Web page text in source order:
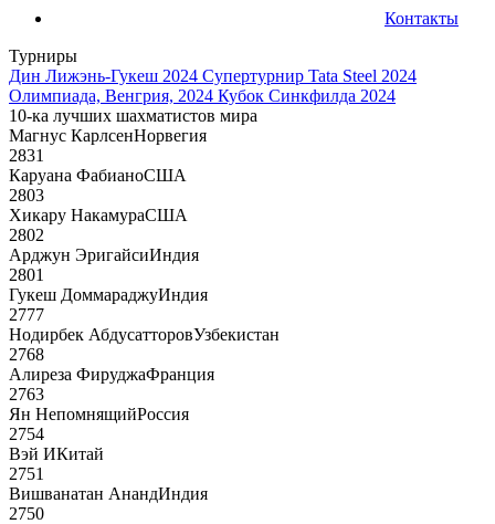
Контакты
Турниры
Дин Лижэнь-Гукеш 2024 Супертурнир Tata Steel 2024
Олимпиада, Венгрия, 2024 Кубок Синкфилда 2024
10-ка лучших шахматистов мира
Магнус КарлсенНорвегия
2831
Каруана ФабианоСША
2803
Хикару НакамураСША
2802
Арджун ЭригайсиИндия
2801
Гукеш ДоммараджуИндия
2777
Нодирбек АбдусатторовУзбекистан
2768
Алиреза ФируджаФранция
2763
Ян НепомнящийРоссия
2754
Вэй ИКитай
2751
Вишванатан АнандИндия
2750